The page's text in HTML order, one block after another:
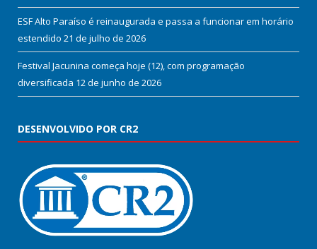
ESF Alto Paraíso é reinaugurada e passa a funcionar em horário
estendido 21 de julho de 2026
Festival Jacunina começa hoje (12), com programação
diversificada 12 de junho de 2026
DESENVOLVIDO POR CR2